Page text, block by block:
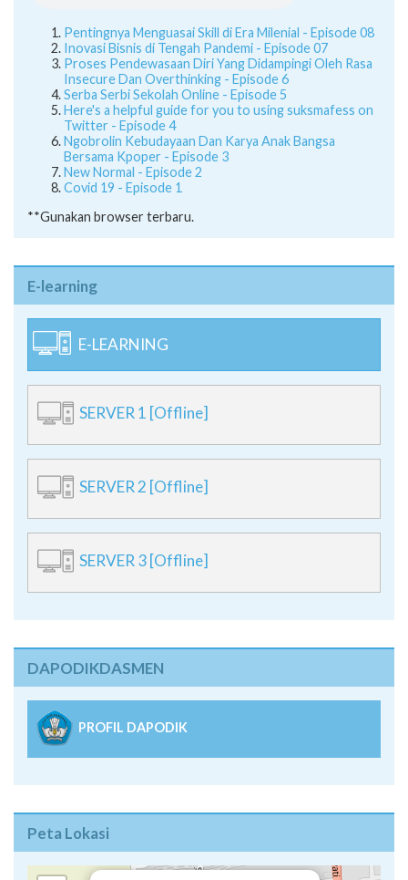
Pentingnya Menguasai Skill di Era Milenial - Episode 08
Inovasi Bisnis di Tengah Pandemi - Episode 07
Proses Pendewasaan Diri Yang Didampingi Oleh Rasa
Insecure Dan Overthinking - Episode 6
Serba Serbi Sekolah Online - Episode 5
Here's a helpful guide for you to using suksmafess on
Twitter - Episode 4
Ngobrolin Kebudayaan Dan Karya Anak Bangsa
Bersama Kpoper - Episode 3
New Normal - Episode 2
Covid 19 - Episode 1
**Gunakan browser terbaru.
E-learning
E-LEARNING
SERVER 1 [Offline]
SERVER 2 [Offline]
SERVER 3 [Offline]
DAPODIKDASMEN
PROFIL DAPODIK
Peta Lokasi